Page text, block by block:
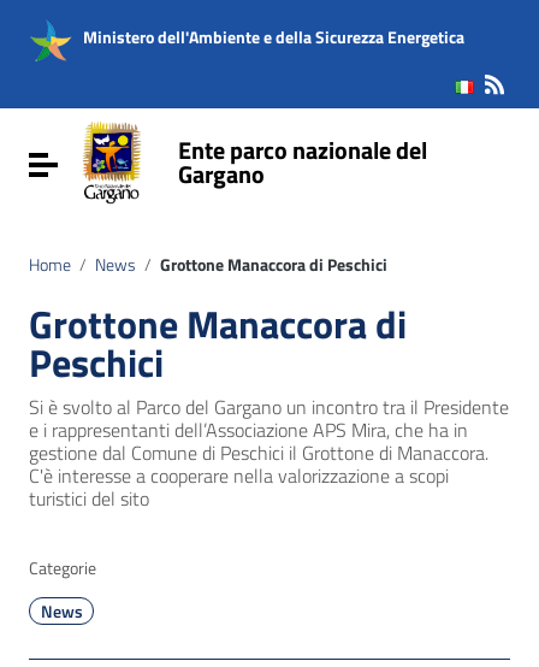
Vai al menu di navigazione
Vai al footer
Ministero dell'Ambiente e della Sicurezza Energetica
Attiva / disattiva la navigazioneEnte parco nazionale del
Gargano
Home / News / Grottone Manaccora di Peschici
Grottone Manaccora di
Peschici
Si è svolto al Parco del Gargano un incontro tra il Presidente
e i rappresentanti dell’Associazione APS Mira, che ha in
gestione dal Comune di Peschici il Grottone di Manaccora.
C'è interesse a cooperare nella valorizzazione a scopi
turistici del sito
Categorie
News